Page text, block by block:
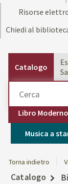
Risorse
Chiedi al
Catalogo
Libro Moderno
Musica a
Torna indietro
Catalogo